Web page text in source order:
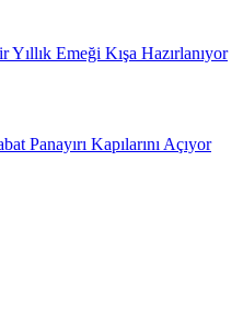
Emeği Kışa Hazırlanıyor
Panayırı Kapılarını Açıyor